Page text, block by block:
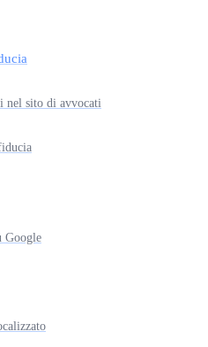
nel sito di avvocati
Google